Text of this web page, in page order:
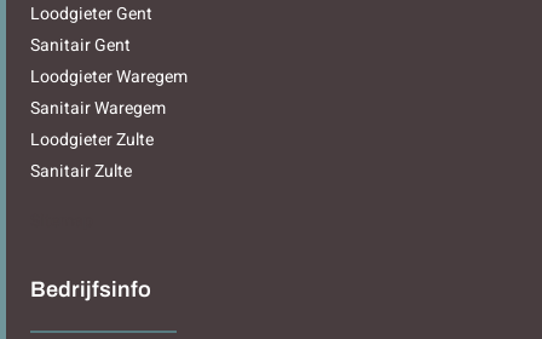
Loodgieter Gent
Sanitair Gent
Loodgieter Waregem
Sanitair Waregem
Loodgieter Zulte
Sanitair Zulte
Bedrijfsinfo